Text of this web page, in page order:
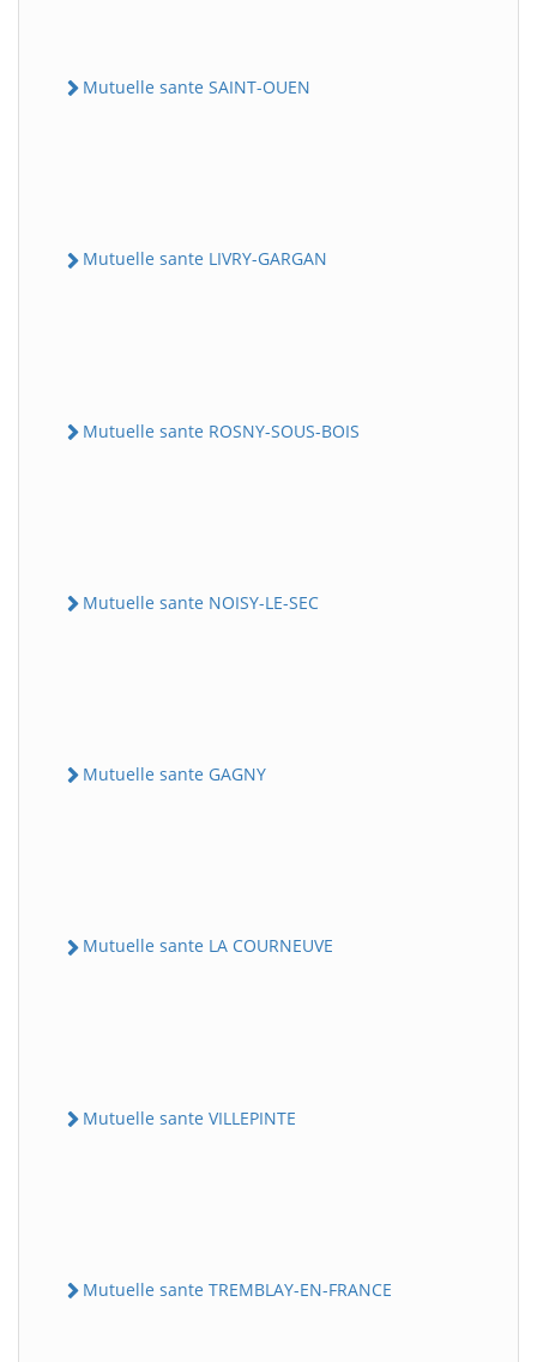
Mutuelle sante SAINT-OUEN
Mutuelle sante LIVRY-GARGAN
Mutuelle sante ROSNY-SOUS-BOIS
Mutuelle sante NOISY-LE-SEC
Mutuelle sante GAGNY
Mutuelle sante LA COURNEUVE
Mutuelle sante VILLEPINTE
Mutuelle sante TREMBLAY-EN-FRANCE